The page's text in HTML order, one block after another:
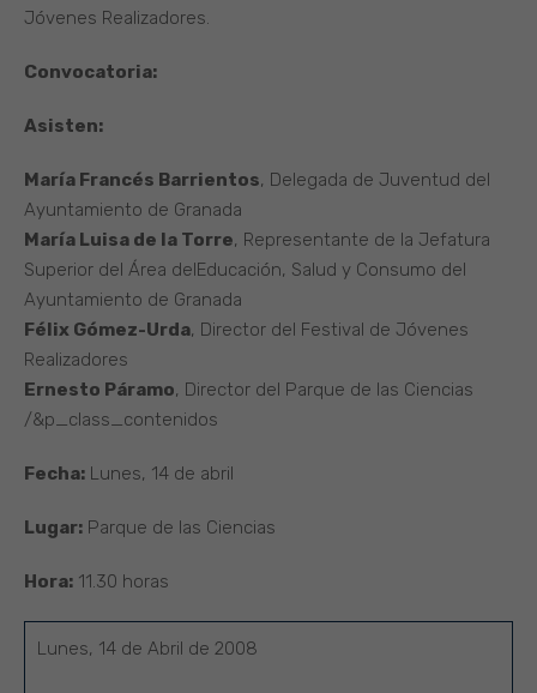
Jóvenes Realizadores.
Convocatoria:
Asisten:
María Francés Barrientos, Delegada de Juventud del
Ayuntamiento de Granada
María Luisa de la Torre, Representante de la Jefatura
Superior del Área delEducación, Salud y Consumo del
Ayuntamiento de Granada
Félix Gómez-Urda, Director del Festival de Jóvenes
Realizadores
Ernesto Páramo, Director del Parque de las Ciencias
/&p_class_contenidos
Fecha: Lunes, 14 de abril
Lugar: Parque de las Ciencias
Hora: 11.30 horas
Lunes, 14 de Abril de 2008